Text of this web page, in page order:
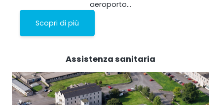
aeroporto…
Scopri di più
Assistenza sanitaria